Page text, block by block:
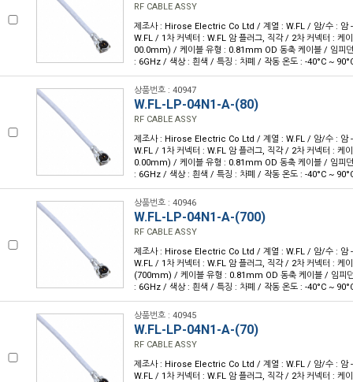
RF CABLE ASSY
제조사 : Hirose Electric Co Ltd / 계열 : W.FL / 암/수 : 암 -
W.FL / 1차 커넥터 : W.FL 암 플러그, 직각 / 2차 커넥터 : 케
00.0mm) / 케이블 유형 : 0.81mm OD 동축 케이블 / 임피
: 6GHz / 색상 : 흰색 / 특징 : 차폐 / 작동 온도 : -40°C ~
상품번호 : 40947
W.FL-LP-04N1-A-(80)
RF CABLE ASSY
제조사 : Hirose Electric Co Ltd / 계열 : W.FL / 암/수 : 암 -
W.FL / 1차 커넥터 : W.FL 암 플러그, 직각 / 2차 커넥터 : 케
0.00mm) / 케이블 유형 : 0.81mm OD 동축 케이블 / 임피
: 6GHz / 색상 : 흰색 / 특징 : 차폐 / 작동 온도 : -40°C ~
상품번호 : 40946
W.FL-LP-04N1-A-(700)
RF CABLE ASSY
제조사 : Hirose Electric Co Ltd / 계열 : W.FL / 암/수 : 암 -
W.FL / 1차 커넥터 : W.FL 암 플러그, 직각 / 2차 커넥터 : 케
(700mm) / 케이블 유형 : 0.81mm OD 동축 케이블 / 임피
: 6GHz / 색상 : 흰색 / 특징 : 차폐 / 작동 온도 : -40°C ~
상품번호 : 40945
W.FL-LP-04N1-A-(70)
RF CABLE ASSY
제조사 : Hirose Electric Co Ltd / 계열 : W.FL / 암/수 : 암 -
W.FL / 1차 커넥터 : W.FL 암 플러그, 직각 / 2차 커넥터 : 케